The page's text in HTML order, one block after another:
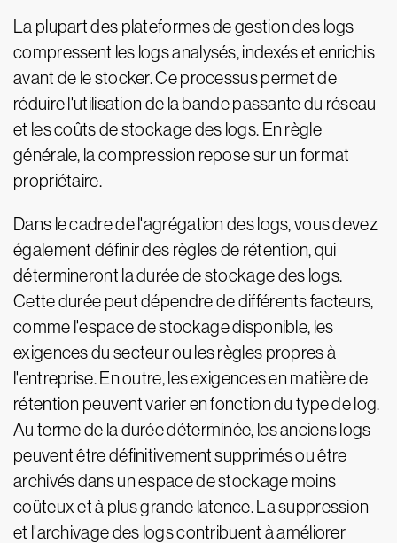
La plupart des plateformes de gestion des logs
compressent les logs analysés, indexés et enrichis
avant de le stocker. Ce processus permet de
réduire l'utilisation de la bande passante du réseau
et les coûts de stockage des logs. En règle
générale, la compression repose sur un format
propriétaire.
Dans le cadre de l'agrégation des logs, vous devez
également définir des règles de rétention, qui
détermineront la durée de stockage des logs.
Cette durée peut dépendre de différents facteurs,
comme l'espace de stockage disponible, les
exigences du secteur ou les règles propres à
l'entreprise. En outre, les exigences en matière de
rétention peuvent varier en fonction du type de log.
Au terme de la durée déterminée, les anciens logs
peuvent être définitivement supprimés ou être
archivés dans un espace de stockage moins
coûteux et à plus grande latence. La suppression
et l'archivage des logs contribuent à améliorer